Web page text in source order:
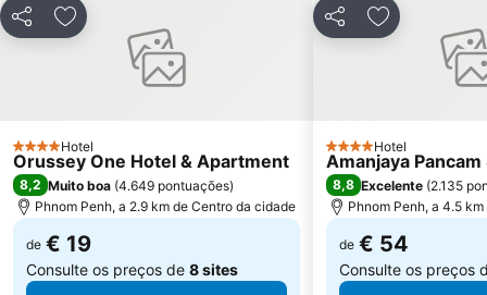
PartilharAdicionar aos favoritos
4 Estrelas
Hotel
Orussey One Hotel & Apartment
8,2 Muito boa (4.649 pontuações)
Phnom Penh, a 2.9 km de Centro da cidade
de € 19
Consulte os preços de 8 sites
PartilharAdicionar
4 Estrelas
Hotel
Amanjaya
8,8 Excelente (2.135
Phnom Penh, a 4.5
de € 54
Consulte os preços